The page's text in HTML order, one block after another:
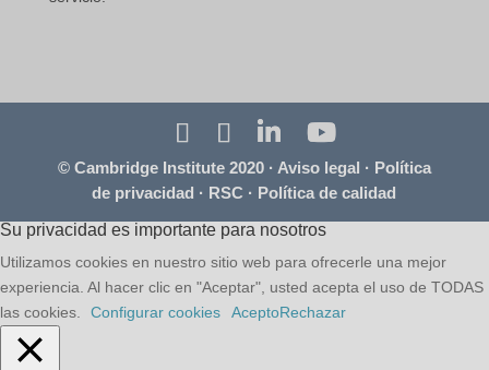
© Cambridge Institute 2020 · Aviso legal · Política
de privacidad · RSC · Política de calidad
Su privacidad es importante para nosotros
Utilizamos cookies en nuestro sitio web para ofrecerle una mejor
experiencia. Al hacer clic en "Aceptar", usted acepta el uso de TODAS
las cookies.
Configurar cookies AceptoRechazar